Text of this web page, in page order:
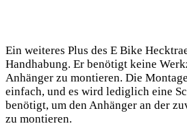
Ein weiteres Plus des E Bike
Handhabung. Er benötigt keine
Anhänger zu montieren. Die
einfach, und es wird lediglich eine
benötigt, um den Anhänger an der
zu montieren.